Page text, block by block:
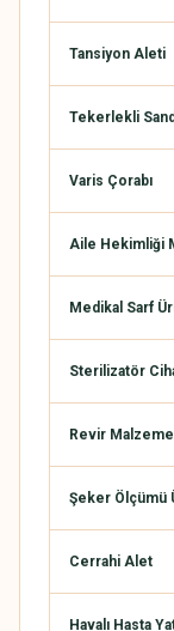
Tansiyon Aleti
Tekerlekli
Varis Çorabı
Aile Hekimliği
Medikal Sarf
Sterilizatör
Revir
Şeker Ölçümü
Cerrahi Alet
Havalı Hasta